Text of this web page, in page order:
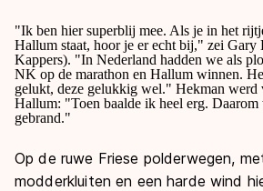
Waar kan ik schaatsen en skaten?
Tickets
Livestreams
Word schaatsfan!
Winacties
Olympische Spelen
Medaille overzicht
Medaillespiegel
Van Jong tot Goud verhalen
"Ik ben hier superblij mee. Als je in het
Hallum staat, hoor je er echt bij," zei
Kappers). "In Nederland hadden we als
NK op de marathon en Hallum winnen.
gelukt, deze gelukkig wel." Hekman werd
Hallum: "Toen baalde ik heel erg. Daarom
gebrand."
Op de ruwe Friese polderwegen,
modderkluiten en een harde wind